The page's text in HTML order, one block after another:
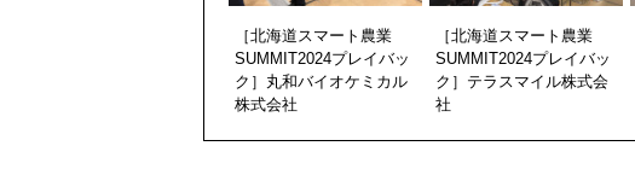
［北海道スマート農業
SUMMIT2024プレイバッ
ク］丸和バイオケミカル
株式会社
［北海道スマート農業
SUMMIT2024プレイバッ
ク］テラスマイル株式会
社